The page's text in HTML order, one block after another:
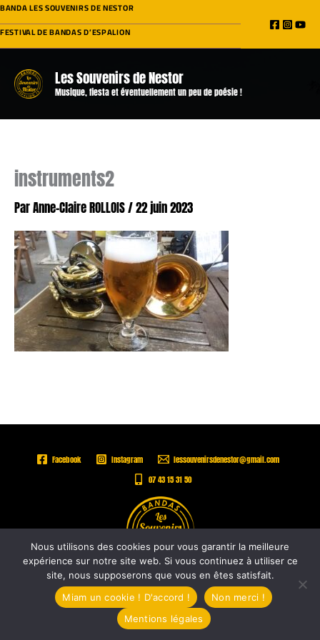
Aller
au
contenu
BANDA LES SOUVENIRS DE NESTOR
FESTIVAL DE BANDAS D’ESPALION
Les Souvenirs de Nestor
Musique, fiesta et éventuellement un peu de poésie !
instruments2
ParAnne-Claire ROLLOIS/22 juin 2023
Facebook Instagram
lessouvenirsdenestor@gmail.com
07 43 15 31 50
Copyright © 2026 |Les Souvenirs de Nestor - Mentions légales
byLa Plume Nomade
Nous utilisons des cookies pour vous garantir la meilleure
expérience sur notre site web. Si vous continuez à utiliser ce
site, nous supposerons que vous en êtes satisfait.
Miam un cookie ! D'accord !
Non merci !
Mentions légales